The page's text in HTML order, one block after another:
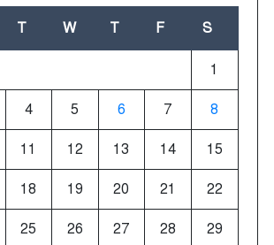
T W T F S
1
4 5 6 7 8
11 12 13 14 15
18 19 20 21 22
25 26 27 28 29